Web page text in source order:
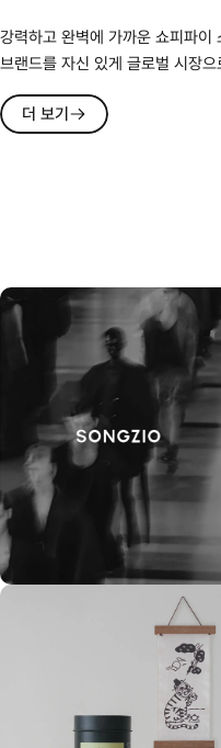
강력하고 완벽에 가까운 쇼피파이
브랜드를 자신 있게 글로벌 시장
더 보기